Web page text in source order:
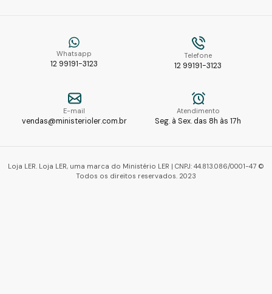
Whatsapp
12 99191-3123
Telefone
12 99191-3123
E-mail
vendas@ministerioler.com.br
Atendimento
Seg. à Sex. das 8h às 17h
Loja LER. Loja LER, uma marca do Ministério LER | CNPJ: 44.813.086/0001-47 ©
Todos os direitos reservados. 2023